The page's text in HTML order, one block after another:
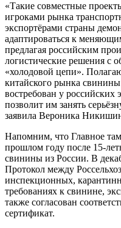
«Такие совместные
игроками рынка
экспортёрами страны
адаптироваться к
предлагая российским
логистические решения с
«холодовой цепи».
китайского рынка
востребован у российских
позволит им занять
заявила Вероника
Напомним, что Главное
прошлом году после 15-
свинины из России. В
Протокол между
инспекционных,
требованиях к свинине,
также согласован
сертификат.